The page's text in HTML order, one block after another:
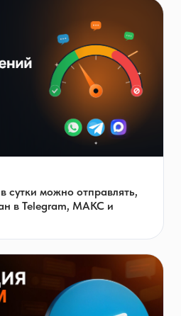
сутки можно отправлять,
в Telegram, МАКС и